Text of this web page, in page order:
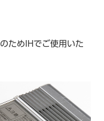
ためIHでご使用いた